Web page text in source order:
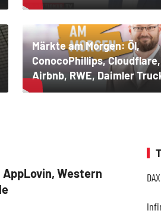
Technology, Alphabet,
Western Digital
Märkte am Morgen: Öl,
ConocoPhillips, Cloudflare,
Airbnb, RWE, Daimler
AppLovin, Western
DAX